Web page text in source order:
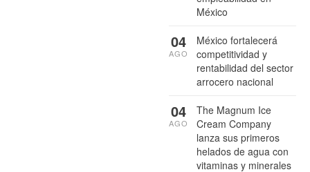
México
México fortalecerá
competitividad y
rentabilidad del sector
arrocero nacional
04
AGO
The Magnum Ice
Cream Company
lanza sus primeros
helados de agua con
vitaminas y minerales
04
AGO